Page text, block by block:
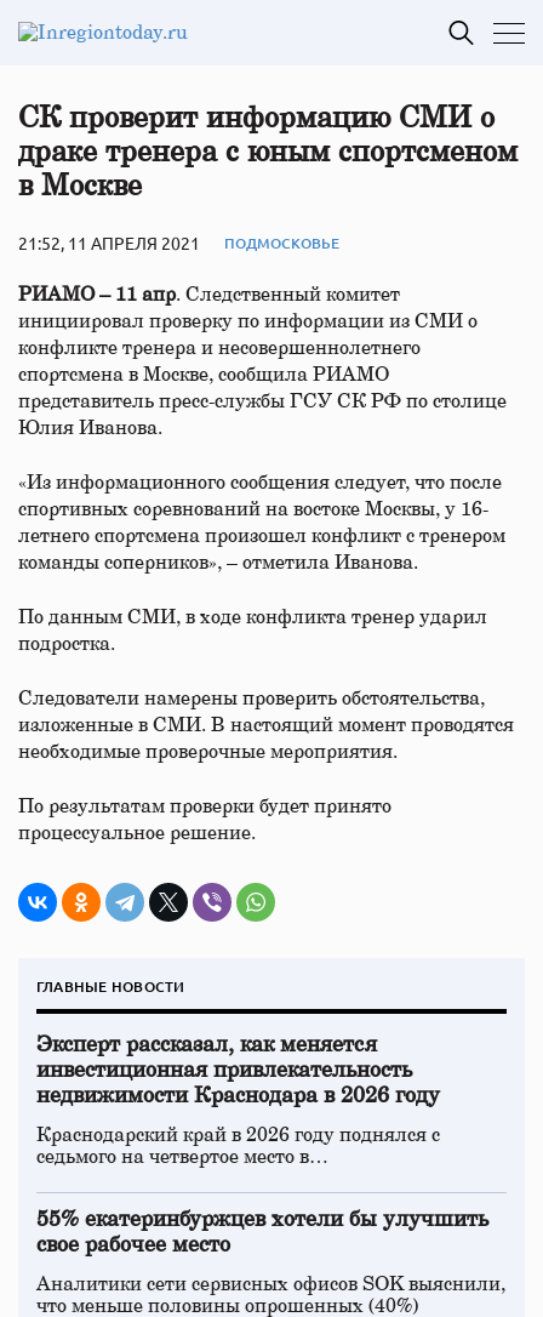
СК проверит информацию СМИ о
драке тренера с юным спортсменом
в Москве
21:52, 11 АПРЕЛЯ 2021 ПОДМОСКОВЬЕ
РИАМО – 11 апр. Следственный комитет
инициировал проверку по информации из СМИ о
конфликте тренера и несовершеннолетнего
спортсмена в Москве, сообщила РИАМО
представитель пресс-службы ГСУ СК РФ по столице
Юлия Иванова.
«Из информационного сообщения следует, что после
спортивных соревнований на востоке Москвы, у 16-
летнего спортсмена произошел конфликт с тренером
команды соперников», – отметила Иванова.
По данным СМИ, в ходе конфликта тренер ударил
подростка.
Следователи намерены проверить обстоятельства,
изложенные в СМИ. В настоящий момент проводятся
необходимые проверочные мероприятия.
По результатам проверки будет принято
процессуальное решение.
ГЛАВНЫЕ НОВОСТИ
Эксперт рассказал, как меняется
инвестиционная привлекательность
недвижимости Краснодара в 2026 году
Краснодарский край в 2026 году поднялся с
седьмого на четвертое место в…
55% екатеринбуржцев хотели бы улучшить
свое рабочее место
Аналитики сети сервисных офисов SOK выяснили,
что меньше половины опрошенных (40%)